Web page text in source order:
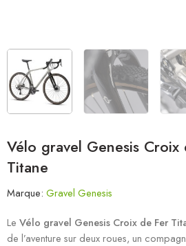
Vélo gravel Genesis Croix
Titane
Marque: Gravel Genesis
Le Vélo gravel Genesis Croix de Fer
de l’aventure sur deux roues, un